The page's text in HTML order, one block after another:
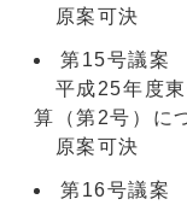
原案可決
第15号議案
平成25年度東
算（第2号）に
原案可決
第16号議案